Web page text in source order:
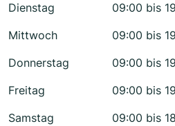
Dienstag
09:00 bis
Mittwoch
09:00 bis
Donnerstag
09:00 bis
Freitag
09:00 bis
Samstag
09:00 bis